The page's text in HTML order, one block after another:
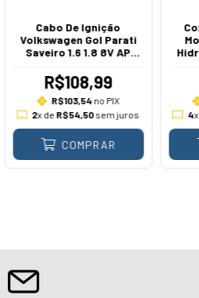
Cabo De Ignição
Volkswagen Gol Parati
Saveiro 1.6 1.8 8V AP
R$108,99
R$103,54 no PIX
2x de R$54,50sem juros
COMPRAR
4